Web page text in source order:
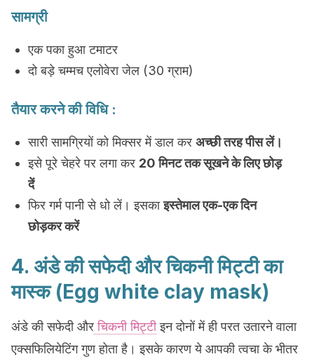
सामग्री
एक पका हुआ टमाटर
दो बड़े चम्मच एलोवेरा जेल (30 ग्राम)
तैयार करने की विधि :
सारी सामग्रियों को मिक्सर में डाल कर अच्छी तरह पीस लें।
इसे पूरे चेहरे पर लगा कर 20 मिनट तक सूखने के लिए छोड़
दें
फिर गर्म पानी से धो लें। इसकाइस्तेमाल एक-एक दिन
छोड़कर करें
4. अंडे की सफेदी और चिकनी मिट्टी का
मास्क (Egg white clay mask)
अंडे की सफेदी औरचिकनी मिट्टीइन दोनों में ही परत उतारने वाला
एक्सफिलियेटिंग गुण होता है। इसके कारण ये आपकी त्वचा के भीतर